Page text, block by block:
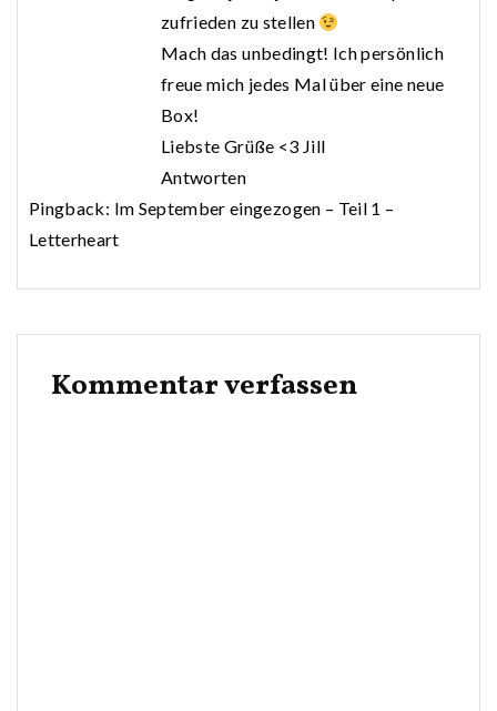
zufrieden zu stellen
Mach das unbedingt! Ich persönlich
freue mich jedes Mal über eine neue
Box!
Liebste Grüße <3 Jill
Antworten
Pingback: Im September eingezogen – Teil 1 –
Letterheart
Kommentar verfassen